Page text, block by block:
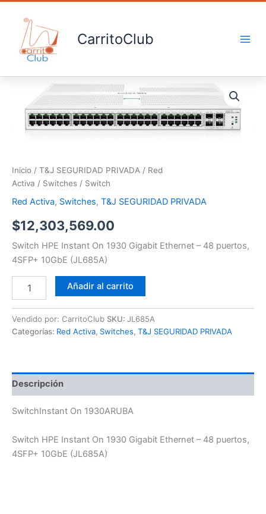
contenido
CarritoClub
Inicio / T&J SEGURIDAD PRIVADA / Red
Activa / Switches / Switch
Red Activa, Switches, T&J SEGURIDAD PRIVADA
$12,303,569.00
Switch HPE Instant On 1930 Gigabit Ethernet – 48 puertos,
4SFP+ 10GbE (JL685A)
cantidad
Añadir al carrito
Vendido por: CarritoClub SKU: JL685A
Categorías: Red Activa, Switches, T&J SEGURIDAD PRIVADA
Descripción
SwitchInstant On 1930ARUBA
Switch HPE Instant On 1930 Gigabit Ethernet – 48 puertos,
4SFP+ 10GbE (JL685A)